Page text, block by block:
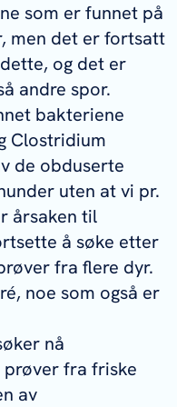
som er funnet på
men det er fortsatt
og det er
andre spor.
bakteriene
Clostridium
de obduserte
uten at vi pr.
årsaken til
å søke etter
fra flere dyr.
noe som også er
nå
fra friske
av